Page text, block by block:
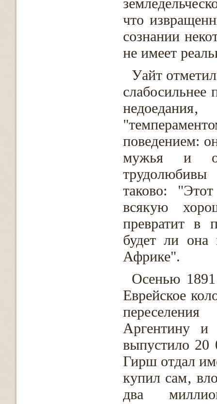
что
сознании
не имеет
Уайт
слабосильнее
поведением:
мужья и
таково:
всякую
превратит в
будет ли
Африке".
Осенью
Еврейское
Аргентину
выпустило 20
Гирш отдал
купил сам‚
два